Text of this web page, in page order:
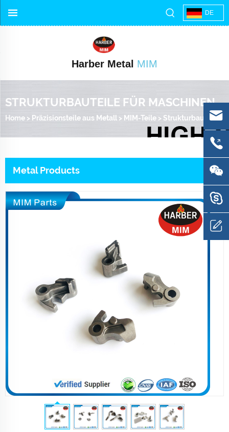
DE
Harber Metal MIM
STRUKTURBAUTEILE FÜR MASCHINEN
Home > Präzisionsteile aus Metall > MIM-Teile > Strukturbauteile für Maschinen
Metal Products